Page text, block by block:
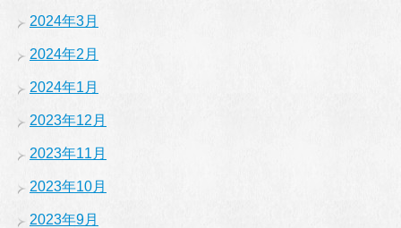
2024年3月
2024年2月
2024年1月
2023年12月
2023年11月
2023年10月
2023年9月